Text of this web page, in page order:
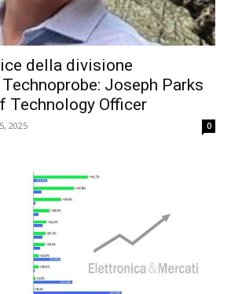
della divisione
Joseph Parks
Technology Officer
2025 0